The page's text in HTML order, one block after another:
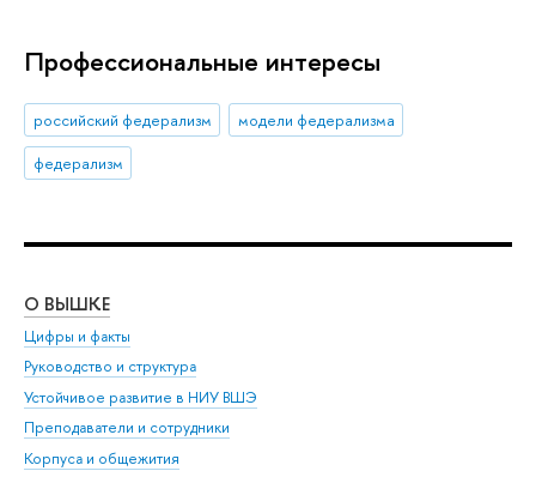
Профессиональные интересы
российский федерализм
модели федерализма
федерализм
О ВЫШКЕ
Цифры и факты
Руководство и структура
Устойчивое развитие в НИУ ВШЭ
Преподаватели и сотрудники
Корпуса и общежития